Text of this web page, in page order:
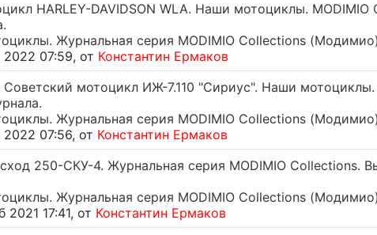
HARLEY-DAVIDSON WLA. Наши мотоциклы.
Журнальная серия MODIMIO Collections
07:59, от Константин Ермаков
Советский мотоцикл ИЖ-7.110 "Сириус". Наши
Журнальная серия MODIMIO Collections
07:56, от Константин Ермаков
250-СКУ-4. Журнальная серия MODIMIO Collections.
Журнальная серия MODIMIO Collections
17:41, от Константин Ермаков